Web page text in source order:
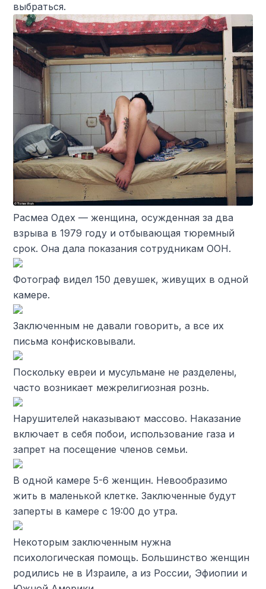
выбраться.
Расмеа Одех — женщина, осужденная за два
взрыва в 1979 году и отбывающая тюремный
срок. Она дала показания сотрудникам ООН.
Фотограф видел 150 девушек, живущих в одной
камере.
Заключенным не давали говорить, а все их
письма конфисковывали.
Поскольку евреи и мусульмане не разделены,
часто возникает межрелигиозная рознь.
Нарушителей наказывают массово. Наказание
включает в себя побои, использование газа и
запрет на посещение членов семьи.
В одной камере 5-6 женщин. Невообразимо
жить в маленькой клетке. Заключенные будут
заперты в камере с 19:00 до утра.
Некоторым заключенным нужна
психологическая помощь. Большинство женщин
родились не в Израиле, а из России, Эфиопии и